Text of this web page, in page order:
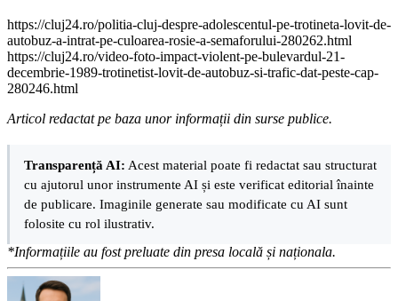
https://cluj24.ro/politia-cluj-despre-adolescentul-pe-trotineta-lovit-de-
autobuz-a-intrat-pe-culoarea-rosie-a-semaforului-280262.html
https://cluj24.ro/video-foto-impact-violent-pe-bulevardul-21-
decembrie-1989-trotinetist-lovit-de-autobuz-si-trafic-dat-peste-cap-
280246.html
Articol redactat pe baza unor informații din surse publice.
Transparență AI: Acest material poate fi redactat sau structurat
cu ajutorul unor instrumente AI și este verificat editorial înainte
de publicare. Imaginile generate sau modificate cu AI sunt
folosite cu rol ilustrativ.
*Informațiile au fost preluate din presa locală și naționala.